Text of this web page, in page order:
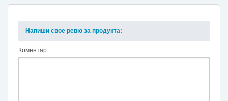
Напиши свое ревю за продукта:
Коментар: